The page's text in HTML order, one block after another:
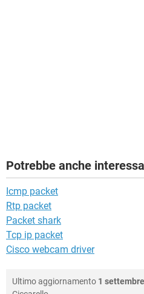
Potrebbe anche
Icmp packet
Rtp packet
Packet shark
Tcp ip packet
Cisco webcam driver
Ultimo aggiornamento 1